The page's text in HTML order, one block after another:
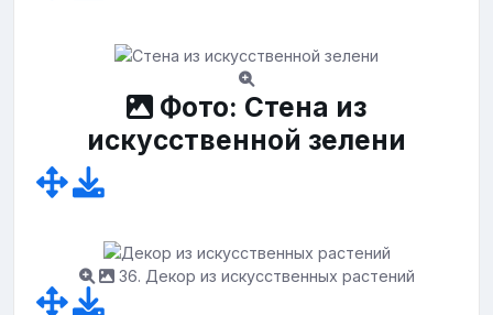
Фото: Стена из
искусственной зелени
36. Декор из искусственных растений